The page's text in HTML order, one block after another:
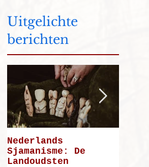
Uitgelichte
berichten
Nederlands
Sjamanisme: De
Landoudsten